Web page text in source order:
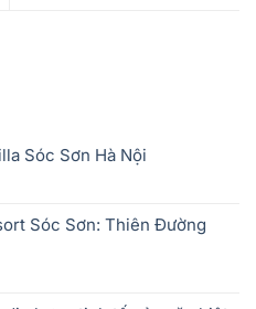
Sóc Sơn Hà Nội
Sóc Sơn: Thiên Đường